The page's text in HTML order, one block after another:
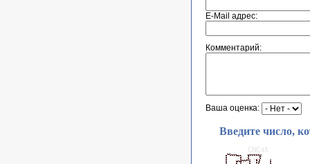
E-Mail адрес:
Комментарий:
Ваша оценка:
Введите число,